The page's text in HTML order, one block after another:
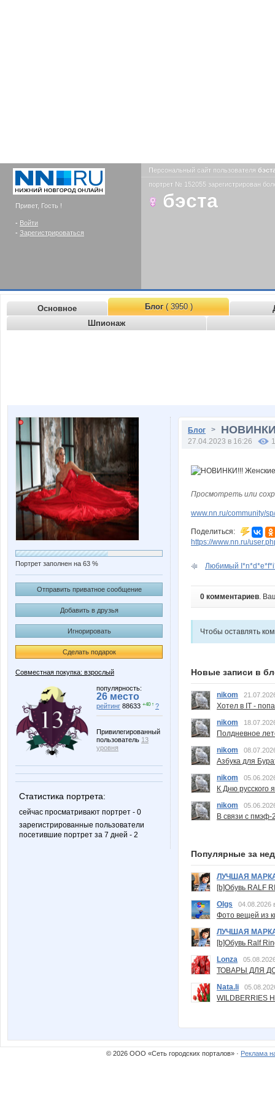
Привет, Гость !
- Войти
- Зарегистрироваться
Персональный сайт пользователя
портрет № 152055 зарегистрирован
бэста
Основное Блог( 3950 )
Шпионаж
Портрет заполнен на 63 %
Отправить приватное сообщение
Добавить в друзья
Игнорировать
Сделать подарок
Совместная покупка: взрослый
популярность:
26 место
рейтинг 88633 +40 ↑ ?
Привилегированный
пользователь 13
уровня
Статистика портрета:
сейчас просматривают портрет - 0
зарегистрированные пользователи
посетившие портрет за 7 дней - 2
Блог >
27.04.2023 в 16:26
Просмотреть или
www.nn.ru/community/
Поделиться:
https://www.nn.ru/
Любимый
0 комментариев.
Чтобы оставлять
Новые записи в
nikom
Хотел в IT -
nikom
Полдневное
nikom
Азбука для
nikom
К Дню русского
nikom
В связи с пмэф-
Популярные за
ЛУЧШАЯ
[b]Обувь RALF
Olgs
04.08.2026
Фото вещей из
ЛУЧШАЯ
[b]Обувь Ralf
Lonza
ТОВАРЫ ДЛЯ
Nata.li
© 2026 ООО «Сеть городских порталов» · Реклама